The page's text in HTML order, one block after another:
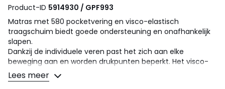
Product-ID 5914930 / GPF993
Matras met 580 pocketvering en visco-elastisch
traagschuim biedt goede ondersteuning en onafhankelijk
slapen.
Dankzij de individuele veren past het zich aan elke
beweging aan en worden drukpunten beperkt. Het visco-
elastische traagschuim past zich aan de contouren van
het lichaam aan, voor meer comfort en ondersteuning.
Lees meer